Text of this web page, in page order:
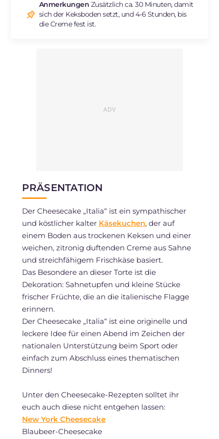
Cholesterin mg 115
Natrium
Anmerkungen Zusätzlich ca. 30 Minuten, damit
sich der Keksboden setzt, und 4-6 Stunden, bis
die Creme fest ist.
PRÄSENTATION
Der Cheesecake „Italia“ ist ein sympathischer
und köstlicher kalter Käsekuchen, der auf
einem Boden aus trockenen Keksen und einer
weichen, zitronig duftenden Creme aus Sahne
und streichfähigem Frischkäse basiert.
Das Besondere an dieser Torte ist die
Dekoration: Sahnetupfen und kleine Stücke
frischer Früchte, die an die italienische Flagge
erinnern.
Der Cheesecake „Italia“ ist eine originelle und
leckere Idee für einen Abend im Zeichen der
nationalen Unterstützung beim Sport oder
einfach zum Abschluss eines thematischen
Dinners!
Unter den Cheesecake-Rezepten solltet ihr
euch auch diese nicht entgehen lassen:
New York Cheesecake
Blaubeer-Cheesecake